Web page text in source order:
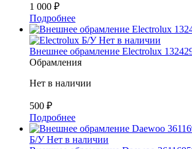
1 000 ₽
Подробнее
Б/У Нет в наличии
Внешнее обрамление Electrolux
Обрамления
Нет в наличии
500 ₽
Подробнее
Б/У Нет в наличии